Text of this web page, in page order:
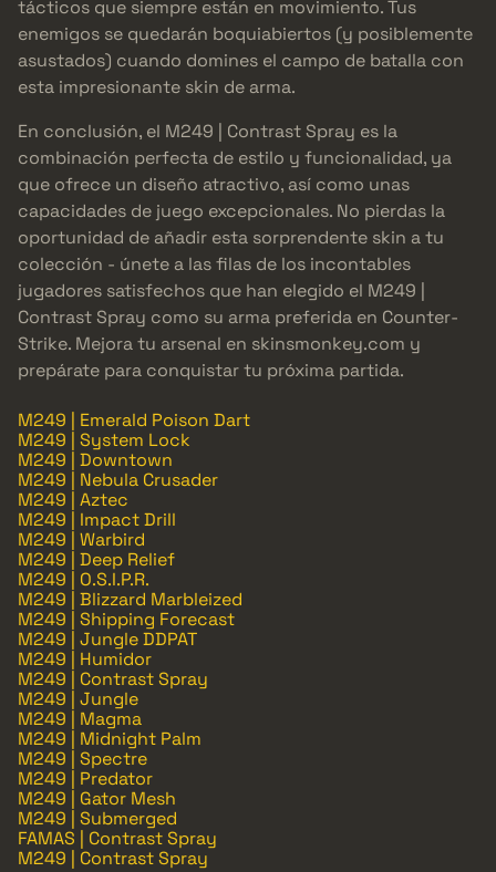
tácticos que siempre están en movimiento. Tus
enemigos se quedarán boquiabiertos (y posiblemente
asustados) cuando domines el campo de batalla con
esta impresionante skin de arma.
En conclusión, el M249 | Contrast Spray es la
combinación perfecta de estilo y funcionalidad, ya
que ofrece un diseño atractivo, así como unas
capacidades de juego excepcionales. No pierdas la
oportunidad de añadir esta sorprendente skin a tu
colección - únete a las filas de los incontables
jugadores satisfechos que han elegido el M249 |
Contrast Spray como su arma preferida en Counter-
Strike. Mejora tu arsenal en skinsmonkey.com y
prepárate para conquistar tu próxima partida.
M249 | Emerald Poison Dart
M249 | System Lock
M249 | Downtown
M249 | Nebula Crusader
M249 | Aztec
M249 | Impact Drill
M249 | Warbird
M249 | Deep Relief
M249 | O.S.I.P.R.
M249 | Blizzard Marbleized
M249 | Shipping Forecast
M249 | Jungle DDPAT
M249 | Humidor
M249 | Contrast Spray
M249 | Jungle
M249 | Magma
M249 | Midnight Palm
M249 | Spectre
M249 | Predator
M249 | Gator Mesh
M249 | Submerged
FAMAS | Contrast Spray
M249 | Contrast Spray